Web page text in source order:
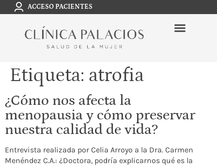
ACCESO PACIENTES
Etiqueta: atrofia
¿Cómo nos afecta la
menopausia y cómo preservar
nuestra calidad de vida?
Entrevista realizada por Celia Arroyo a la Dra. Carmen
Menéndez C.A.: ¿Doctora, podría explicarnos qué es la